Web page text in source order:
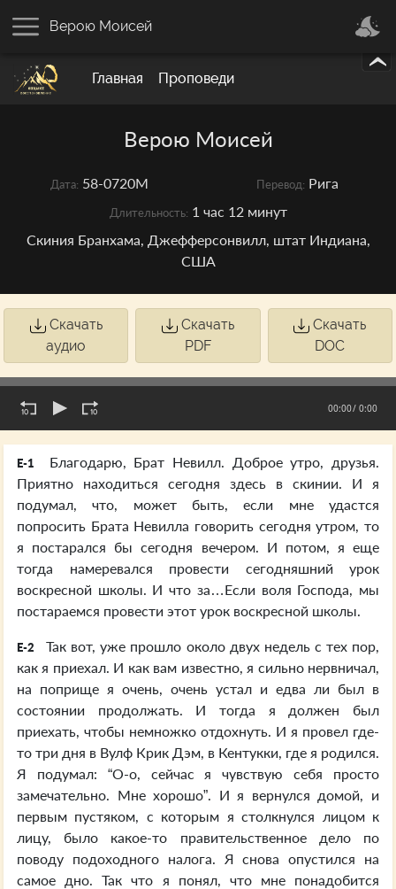
Главная Проповеди
Верою Моисей
Верою Моисей
Дата: 58-0720M Перевод: Рига
Длительность: 1 час 12 минут
Скиния Бранхама, Джефферсонвилл, штат Индиана,
США
Скачать
аудио
Скачать
PDF
Скачать
DOC
00:00/ 0:00
E-1
Благодарю, Брат Невилл. Доброе утро, друзья.
Приятно находиться сегодня здесь в скинии. И я
подумал, что, может быть, если мне удастся
попросить Брата Невилла говорить сегодня утром, то
я постарался бы сегодня вечером. И потом, я еще
тогда намеревался провести сегодняшний урок
воскресной школы. И что за…Если воля Господа, мы
постараемся провести этот урок воскресной школы.
E-2
Так вот, уже прошло около двух недель с тех пор,
как я приехал. И как вам известно, я сильно нервничал,
на поприще я очень, очень устал и едва ли был в
состоянии продолжать. И тогда я должен был
приехать, чтобы немножко отдохнуть. И я провел где-
то три дня в Вулф Крик Дэм, в Кентукки, где я родился.
Я подумал: “О-о, сейчас я чувствую себя просто
замечательно. Мне хорошо”. И я вернулся домой, и
первым пустяком, с которым я столкнулся лицом к
лицу, было какое-то правительственное дело по
поводу подоходного налога. Я снова опустился на
самое дно. Так что я понял, что мне понадобится